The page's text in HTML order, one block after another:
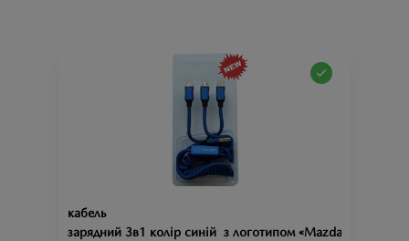
кабель
зарядний 3в1 колір синій з логотипом «Mazda»